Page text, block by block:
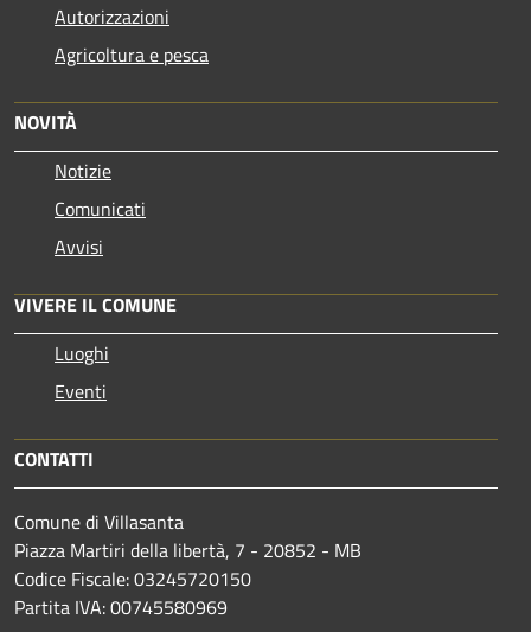
Autorizzazioni
Agricoltura e pesca
NOVITÀ
Notizie
Comunicati
Avvisi
VIVERE IL COMUNE
Luoghi
Eventi
CONTATTI
Comune di Villasanta
Piazza Martiri della libertà, 7 - 20852 - MB
Codice Fiscale: 03245720150
Partita IVA: 00745580969